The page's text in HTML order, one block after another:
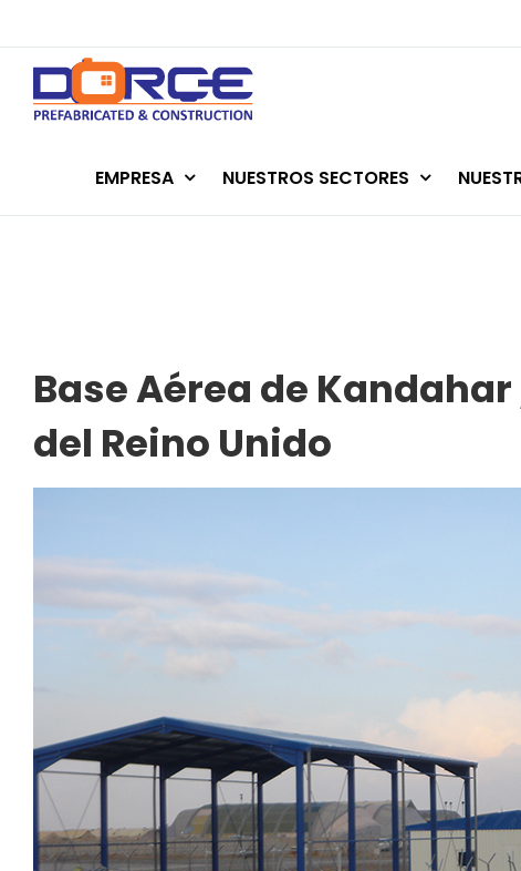
to
content
EMPRESA NUESTROS SECTORES
Base Aérea de
del Reino Unido